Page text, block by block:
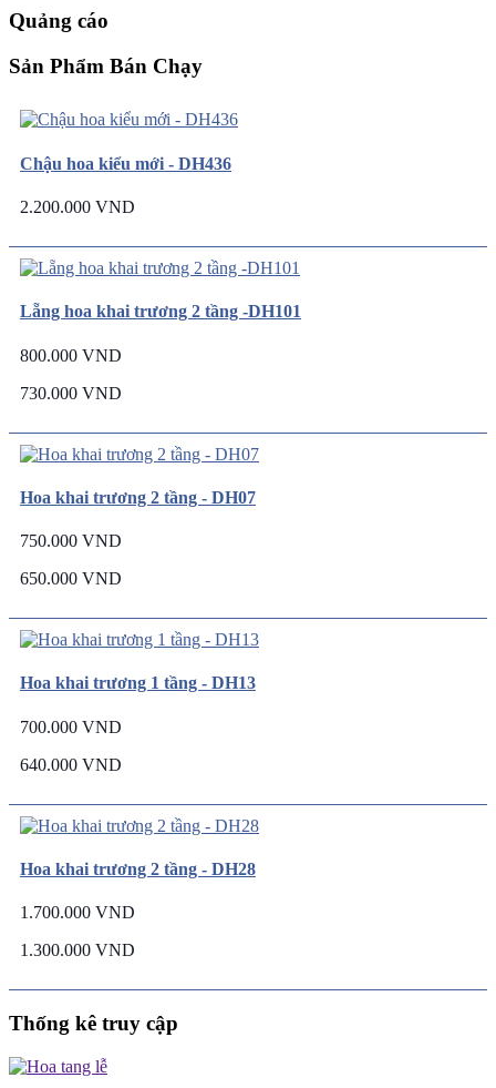
Quảng cáo
Sản Phẩm Bán Chạy
Chậu hoa kiểu mới - DH436
2.200.000 VND
Lẵng hoa khai trương 2 tầng -DH101
800.000 VND
730.000 VND
Hoa khai trương 2 tầng - DH07
750.000 VND
650.000 VND
Hoa khai trương 1 tầng - DH13
700.000 VND
640.000 VND
Hoa khai trương 2 tầng - DH28
1.700.000 VND
1.300.000 VND
Thống kê truy cập